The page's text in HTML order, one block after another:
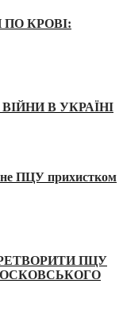
КРОВІ:
В УКРАЇНІ
ПЦУ прихистком
ПЦУ